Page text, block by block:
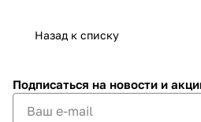
2
Назад к списку
Подписаться на новости и